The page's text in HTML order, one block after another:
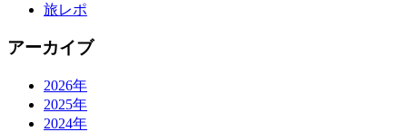
旅レポ
アーカイブ
2026年
2025年
2024年